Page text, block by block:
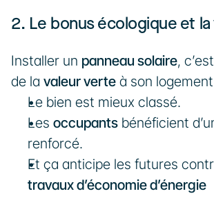
2. Le bonus écologique et
Installer un panneau solaire,
de la valeur verte à son
Le bien est mieux classé.
Les occupants bénéficient
renforcé.
travaux d’économie d’énergie